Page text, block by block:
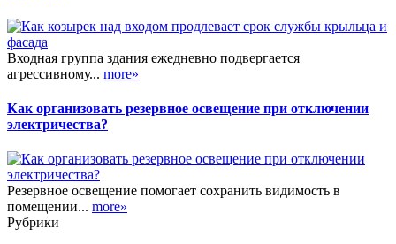
Входная группа здания ежедневно подвергается
агрессивному... more»
Как организовать резервное освещение при отключении
электричества?
Резервное освещение помогает сохранить видимость в
помещении... more»
Рубрики